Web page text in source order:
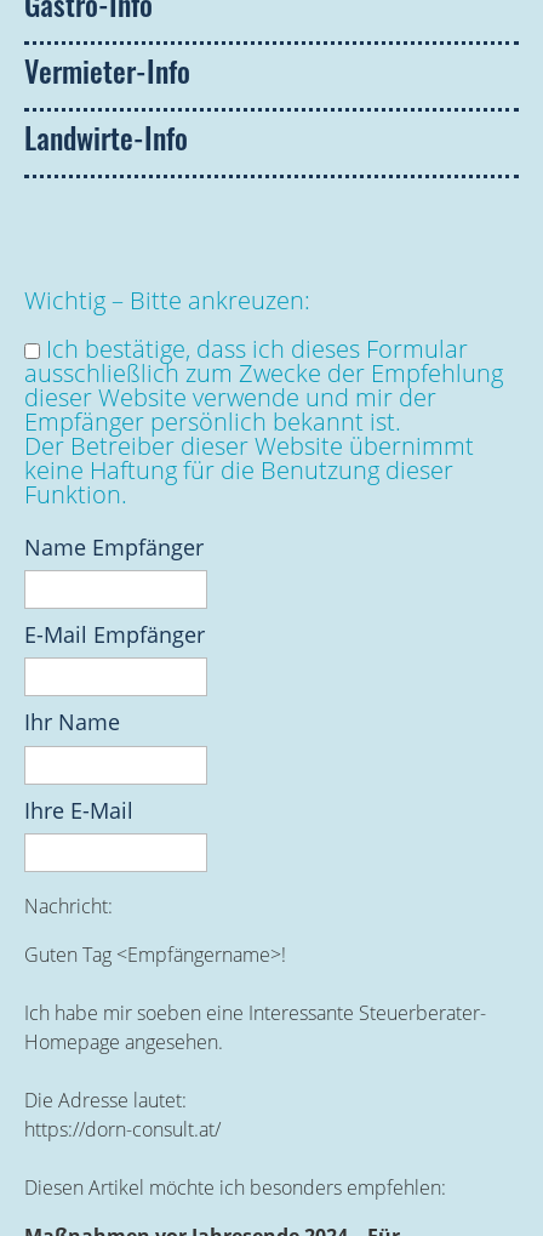
Gastro-Info
Vermieter-Info
Landwirte-Info
Wichtig – Bitte ankreuzen:
Ich bestätige, dass ich dieses Formular
ausschließlich zum Zwecke der Empfehlung
dieser Website verwende und mir der
Empfänger persönlich bekannt ist.
Der Betreiber dieser Website übernimmt
keine Haftung für die Benutzung dieser
Funktion.
Name Empfänger
E-Mail Empfänger
Ihr Name
Ihre E-Mail
Nachricht:
Guten Tag <Empfängername>!
Ich habe mir soeben eine Interessante Steuerberater-
Homepage angesehen.
Die Adresse lautet:
https://dorn-consult.at/
Diesen Artikel möchte ich besonders empfehlen: